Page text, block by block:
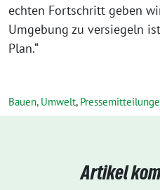
echten Fortschritt geben
Umgebung zu versiegeln
Plan.“
Bauen, Umwelt,
Artikel